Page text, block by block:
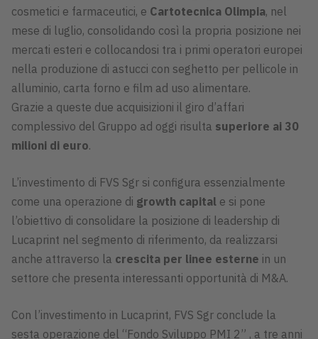
cosmetici e farmaceutici, e Cartotecnica Olimpia, nel
mese di luglio, consolidando così la propria posizione nei
mercati esteri e collocandosi tra i primi operatori europei
nella produzione di astucci con seghetto per pellicole in
alluminio, carta forno e film ad uso alimentare.
Grazie a queste due acquisizioni il giro d’affari
complessivo del Gruppo ad oggi risulta superiore ai 30
milioni di euro.
L’investimento di FVS Sgr si configura essenzialmente
come una operazione di growth capital e si pone
l’obiettivo di consolidare la posizione di leadership di
Lucaprint nel segmento di riferimento, da realizzarsi
anche attraverso la crescita per linee esterne in un
settore che presenta interessanti opportunità di M&A.
Con l’investimento in Lucaprint, FVS Sgr conclude la
sesta operazione del “Fondo Sviluppo PMI 2” , a tre anni